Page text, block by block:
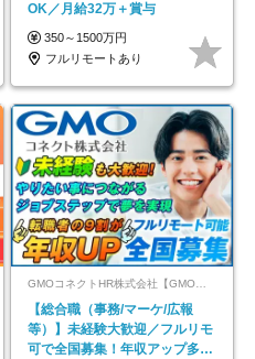
OK／月給32万＋賞与
350～1500万円
フルリモートあり
GMOコネクトHR株式会社【GMOインターネットグループ】
【総合職（事務/マーケ/広報
等）】未経験大歓迎／フルリモ
可で全国募集！年収アップ多数